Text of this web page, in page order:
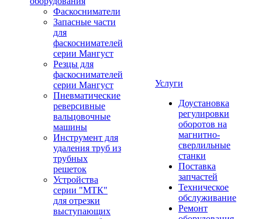
Фаскосниматели
Запасные части
для
фаскоснимателей
серии Мангуст
Резцы для
фаскоснимателей
серии Мангуст
Пневматические
реверсивные
вальцовочные
машины
Инструмент для
удаления труб из
трубных
решеток
Устройства
серии "МТК"
для отрезки
выступающих
Услуги
Доустановка
регулировки
оборотов на
магнитно-
сверлильные
станки
Поставка
запчастей
Техническое
обслуживание
Ремонт